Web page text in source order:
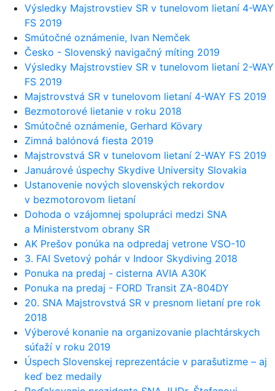
Výsledky Majstrovstiev SR v tunelovom lietaní 4-WAY
FS 2019
Smútočné oznámenie, Ivan Nemček
Česko - Slovenský navigačný míting 2019
Výsledky Majstrovstiev SR v tunelovom lietaní 2-WAY
FS 2019
Majstrovstvá SR v tunelovom lietaní 4-WAY FS 2019
Bezmotorové lietanie v roku 2018
Smútočné oznámenie, Gerhard Kövary
Zimná balónová fiesta 2019
Majstrovstvá SR v tunelovom lietaní 2-WAY FS 2019
Januárové úspechy Skydive University Slovakia
Ustanovenie nových slovenských rekordov
v bezmotorovom lietaní
Dohoda o vzájomnej spolupráci medzi SNA
a Ministerstvom obrany SR
AK Prešov ponúka na odpredaj vetrone VSO-10
3. FAI Svetový pohár v Indoor Skydiving 2018
Ponuka na predaj - cisterna AVIA A30K
Ponuka na predaj - FORD Transit ZA-804DY
20. SNA Majstrovstvá SR v presnom lietaní pre rok
2018
Výberové konanie na organizovanie plachtárskych
súťaží v roku 2019
Úspech Slovenskej reprezentácie v parašutizme – aj
keď bez medaily